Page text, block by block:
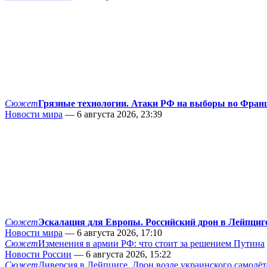
СюжетГрязные технологии. Атаки РФ на выборы во
Новости мира — 6 августа 2026, 23:39
СюжетЭскалация для Европы. Российский дрон в
Новости мира — 6 августа 2026, 17:10
СюжетИзменения в армии РФ: что стоит за решением Путина
Новости России — 6 августа 2026, 15:22